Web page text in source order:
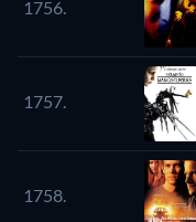
1756.
1757.
1758.